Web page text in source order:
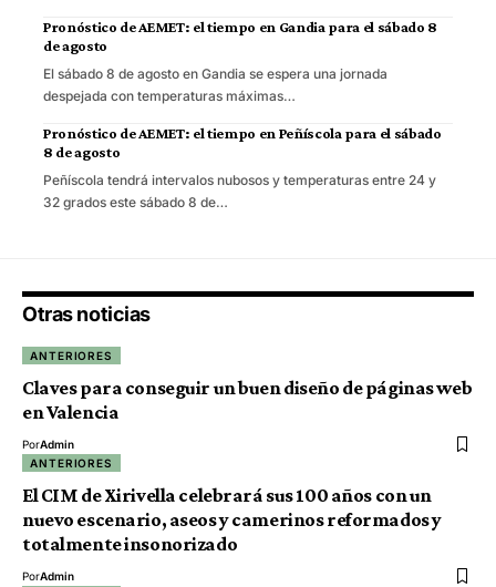
Pronóstico de AEMET: el tiempo en Gandia para el sábado 8
de agosto
El sábado 8 de agosto en Gandia se espera una jornada
despejada con temperaturas máximas…
Pronóstico de AEMET: el tiempo en Peñíscola para el sábado
8 de agosto
Peñíscola tendrá intervalos nubosos y temperaturas entre 24 y
32 grados este sábado 8 de…
Otras noticias
ANTERIORES
Claves para conseguir un buen diseño de páginas web
en Valencia
PorAdmin
ANTERIORES
El CIM de Xirivella celebrará sus 100 años con un
nuevo escenario, aseos y camerinos reformados y
totalmente insonorizado
PorAdmin